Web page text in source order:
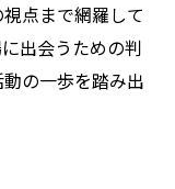
点まで網羅して
出会うための判
の一歩を踏み出